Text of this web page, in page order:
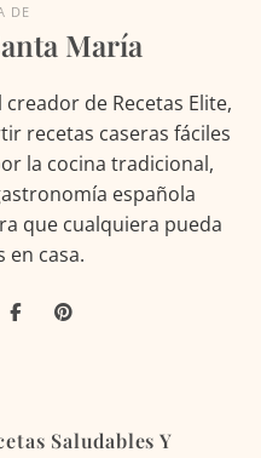
DE
María
creador de Recetas Elite,
recetas caseras fáciles
la cocina tradicional,
española
que cualquiera pueda
en casa.
Saludables Y